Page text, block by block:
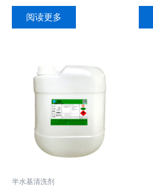
阅读更多
半水基清洗剂